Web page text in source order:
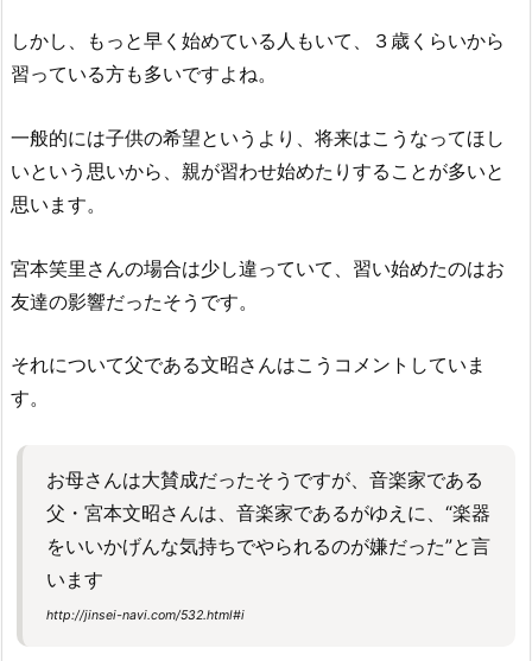
しかし、もっと早く始めている人もいて、３歳くらいから
習っている方も多いですよね。
一般的には子供の希望というより、将来はこうなってほし
いという思いから、親が習わせ始めたりすることが多いと
思います。
宮本笑里さんの場合は少し違っていて、習い始めたのはお
友達の影響だったそうです。
それについて父である文昭さんはこうコメントしていま
す。
お母さんは大賛成だったそうですが、音楽家である
父・宮本文昭さんは、音楽家であるがゆえに、“楽器
をいいかげんな気持ちでやられるのが嫌だった”と言
います
http://jinsei-navi.com/532.html#i